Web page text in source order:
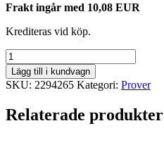
Frakt ingår med 10,08 EUR
Krediteras vid köp.
Kirkedal
Alu
Hegn
VAREPRØVE
Lägg till i kundvagn
SKU: 2294265 Kategori: Prover
Relaterade produkter